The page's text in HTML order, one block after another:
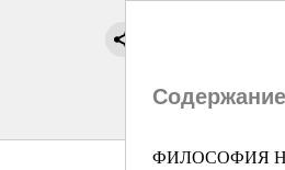
Содержание
ФИЛОСОФИЯ